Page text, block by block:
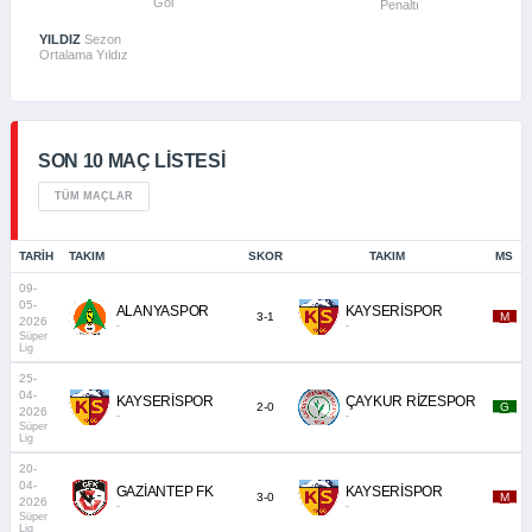
Penaltı
YILDIZ Sezon
Ortalama Yıldız
SON 10 MAÇ LISTESI
TÜM MAÇLAR
TARIH TAKIM SKOR TAKIM MS
09-
05-
2026
Süper
Lig
ALANYASPOR
-
3-1 KAYSERİSPOR
-
_M_
25-
04-
2026
Süper
Lig
KAYSERİSPOR
-
2-0 ÇAYKUR RİZESPOR
-
_G_
20-
04-
2026
Süper
Lig
GAZİANTEP FK
-
3-0 KAYSERİSPOR
-
_M_